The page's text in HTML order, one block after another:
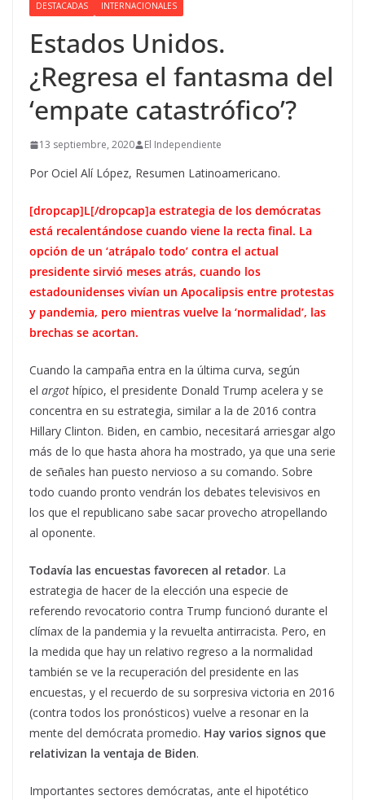
DESTACADAS INTERNACIONALES
Estados Unidos.
¿Regresa el fantasma del
‘empate catastrófico’?
13 septiembre, 2020 El Independiente
Por Ociel Alí López, Resumen Latinoamericano.
[dropcap]L[/dropcap]a estrategia de los demócratas
está recalentándose cuando viene la recta final. La
opción de un ‘atrápalo todo’ contra el actual
presidente sirvió meses atrás, cuando los
estadounidenses vivían un Apocalipsis entre protestas
y pandemia, pero mientras vuelve la ‘normalidad’, las
brechas se acortan.
Cuando la campaña entra en la última curva, según
el argot hípico, el presidente Donald Trump acelera y se
concentra en su estrategia, similar a la de 2016 contra
Hillary Clinton. Biden, en cambio, necesitará arriesgar algo
más de lo que hasta ahora ha mostrado, ya que una serie
de señales han puesto nervioso a su comando. Sobre
todo cuando pronto vendrán los debates televisivos en
los que el republicano sabe sacar provecho atropellando
al oponente.
Todavía las encuestas favorecen al retador. La
estrategia de hacer de la elección una especie de
referendo revocatorio contra Trump funcionó durante el
clímax de la pandemia y la revuelta antirracista. Pero, en
la medida que hay un relativo regreso a la normalidad
también se ve la recuperación del presidente en las
encuestas, y el recuerdo de su sorpresiva victoria en 2016
(contra todos los pronósticos) vuelve a resonar en la
mente del demócrata promedio. Hay varios signos que
relativizan la ventaja de Biden.
Importantes sectores demócratas, ante el hipotético